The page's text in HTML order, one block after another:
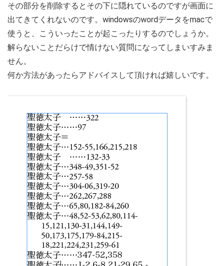
その部分を削除するとその下に隠れているのですが画面に
出てきてくれないのです。windowsのwordデータをmacで
使うと、こういったことが起こったりするのでしょうか。
解らないことだらけで情けない質問になってしまいすみま
せん。
何か方法があったらアドバイスして頂ければ嬉しいです。